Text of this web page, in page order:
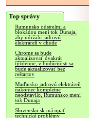
Top správy
Rumunsko odstrelmi a
blokádou mení tok Dunaja,
aby udržalo jadrovú
elektráreň v chode
Chrome sa bude
aktualizovať dvakrát
týždenne, v budúcnosti sa
bude aktualizovať bez
reštartov
Maďarsko jadrovú elektráreň
nakoniec kompletne
neodstavilo, Rumunsko mení
tok Dunaja
Slovensko.sk má opäť
technické problémy